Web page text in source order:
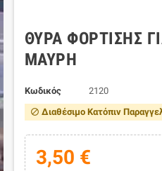
ΘΎΡΑ ΦΌΡΤΙΣΗΣ
ΜΑΎΡΗ
Κωδικός 2120
block Διαθέσιμο Κατόπιν
3,50 €